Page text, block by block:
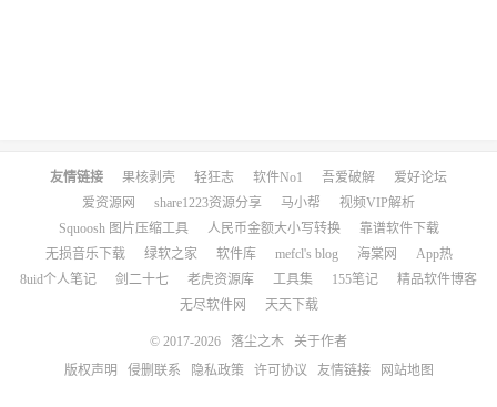
友情链接 果核剥壳 轻狂志 软件No1 吾爱破解
爱好论坛
爱资源网
share1223资源分享 马小帮
视频VIP解析
Squoosh 图片压缩工具
人民币金额大小写转换
靠谱软件下载
无损音乐下载
绿软之家 软件库 mefcl's blog 海棠网
App热
8uid个人笔记
剑二十七 老虎资源库 工具集 155笔记
精品软件博客
无尽软件网
天天下载
© 2017-2026 落尘之木
关于作者
版权声明
侵删联系 隐私政策 许可协议 友情链接 网站地图